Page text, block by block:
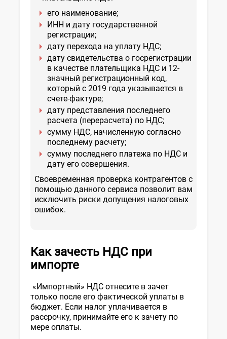
его наименование;
ИНН и дату государственной
регистрации;
дату перехода на уплату НДС;
дату свидетельства о госрегистрации
в качестве плательщика НДС и 12-
значный регистрационный код,
который с 2019 года указывается в
счете-фактуре;
дату представления последнего
расчета (перерасчета) по НДС;
сумму НДС, начисленную согласно
последнему расчету;
сумму последнего платежа по НДС и
дату его совершения.
Своевременная проверка контрагентов с
помощью данного сервиса позволит вам
исключить риски допущения налоговых
ошибок.
Как зачесть НДС при
импорте
«Импортный» НДС отнесите в зачет
только после его фактической уплаты в
бюджет. Если налог уплачивается в
рассрочку, принимайте его к зачету по
мере оплаты.